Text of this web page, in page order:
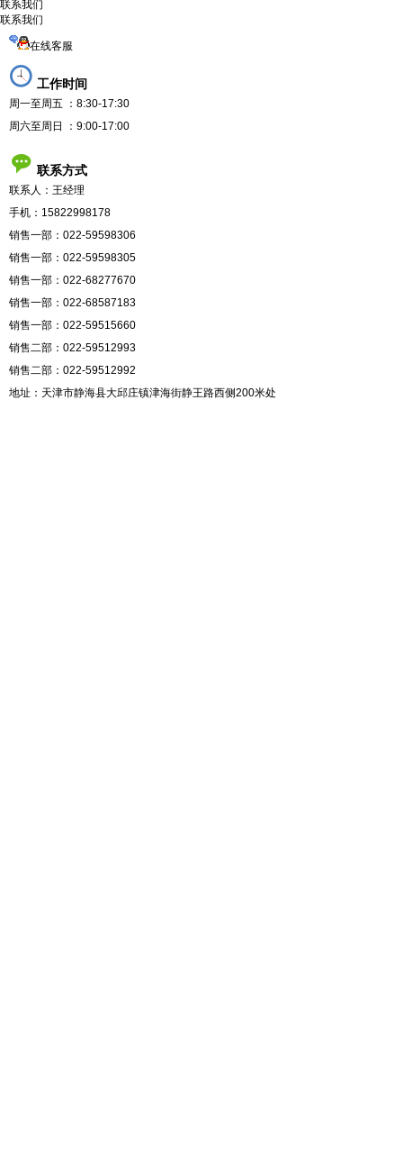
联系我们
联系我们
在线客服
工作时间
周一至周五 ：8:30-17:30
周六至周日 ：9:00-17:00
联系方式
联系人：王经理
手机：15822998178
销售一部：022-59598306
销售一部：022-59598305
销售一部：022-68277670
销售一部：022-68587183
销售一部：022-59515660
销售二部：022-59512993
销售二部：022-59512992
地址：天津市静海县大邱庄镇津海街静王路西侧200米处